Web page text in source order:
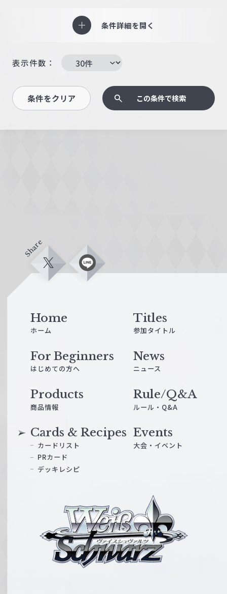
条件詳細を開く
表示件数：
条件をクリア この条件で検索
Share
X L
ス
Home
ホーム
Titles
参加タイトル
For Beginners
はじめての方へ
News
ニュース
Products
商品情報
Cards & Recipes
カードリスト
PRカード
デッキレシピ
Events
大会・イベント
Rule/Q&A
ルール・Q&A